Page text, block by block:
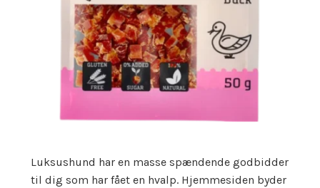
Luksushund har en masse spændende godbidder
til dig som har fået en hvalp. Hjemmesiden byder